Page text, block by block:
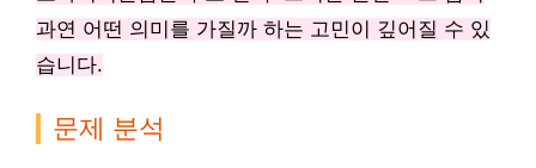
과연 어떤 의미를 가질까 하는 고민이 깊어질 수 있
습니다.
문제 분석